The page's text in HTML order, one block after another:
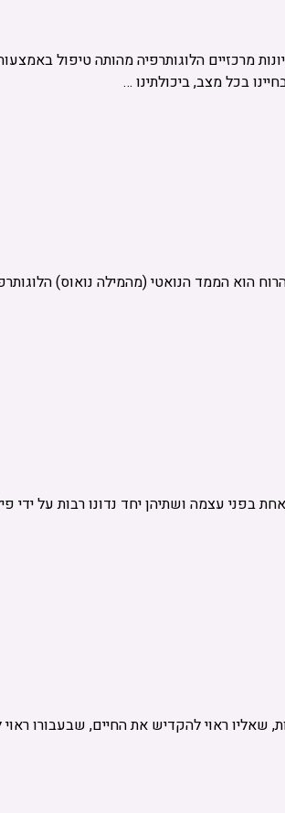
מרכזיים הלוגותרפיה מהותה טיפול
בכל מצב, ביכולתינו …
הוא הממד הנואטי (מהמילה נואוס)
עצמה ושתיהן יחד נדונו רבות על ידי
ראוי להקדיש את החיים, שבעבורו ראוי